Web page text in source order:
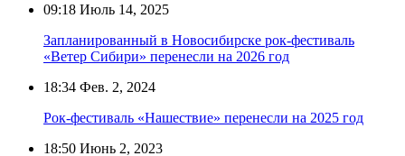
09:18 Июль 14, 2025
Запланированный в Новосибирске рок-фестиваль
«Ветер Сибири» перенесли на 2026 год
18:34 Фев. 2, 2024
Рок-фестиваль «Нашествие» перенесли на 2025 год
18:50 Июнь 2, 2023